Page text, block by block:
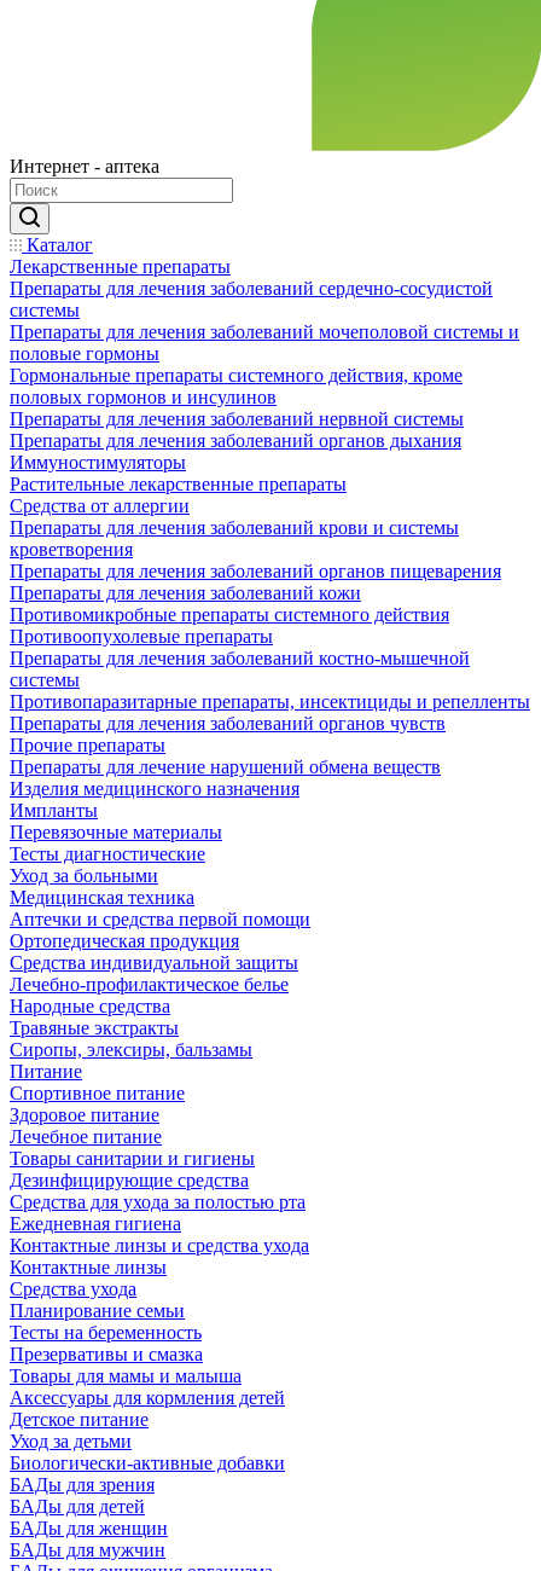
Интернет - аптека
Каталог
Лекарственные препараты
Препараты для лечения заболеваний сердечно-сосудистой
системы
Препараты для лечения заболеваний мочеполовой системы и
половые гормоны
Гормональные препараты системного действия, кроме
половых гормонов и инсулинов
Препараты для лечения заболеваний нервной системы
Препараты для лечения заболеваний органов дыхания
Иммуностимуляторы
Растительные лекарственные препараты
Средства от аллергии
Препараты для лечения заболеваний крови и системы
кроветворения
Препараты для лечения заболеваний органов пищеварения
Препараты для лечения заболеваний кожи
Противомикробные препараты системного действия
Противоопухолевые препараты
Препараты для лечения заболеваний костно-мышечной
системы
Противопаразитарные препараты, инсектициды и репелленты
Препараты для лечения заболеваний органов чувств
Прочие препараты
Препараты для лечение нарушений обмена веществ
Изделия медицинского назначения
Импланты
Перевязочные материалы
Тесты диагностические
Уход за больными
Медицинская техника
Аптечки и средства первой помощи
Ортопедическая продукция
Средства индивидуальной защиты
Лечебно-профилактическое белье
Народные средства
Травяные экстракты
Сиропы, элексиры, бальзамы
Питание
Спортивное питание
Здоровое питание
Лечебное питание
Товары санитарии и гигиены
Дезинфицирующие средства
Средства для ухода за полостью рта
Ежедневная гигиена
Контактные линзы и средства ухода
Контактные линзы
Средства ухода
Планирование семьи
Тесты на беременность
Презервативы и смазка
Товары для мамы и малыша
Аксессуары для кормления детей
Детское питание
Уход за детьми
Биологически-активные добавки
БАДы для зрения
БАДы для детей
БАДы для женщин
БАДы для мужчин